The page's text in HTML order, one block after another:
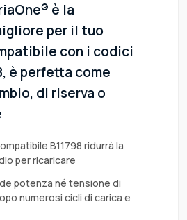
è la
per il tuo
con i codici
è perfetta come
di riserva o
B11798 ridurrà la
per ricaricare
potenza né tensione di
numerosi cicli di carica e